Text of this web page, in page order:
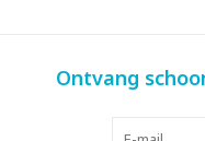
Ontvang